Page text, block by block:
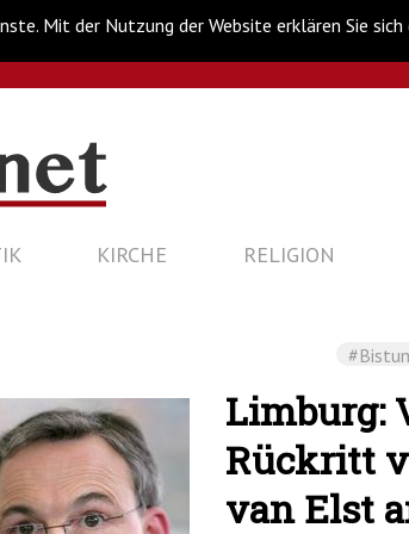
Mit der Nutzung der Website erklären Sie
KIRCHE RELIGION
Limburg:
Rückritt
van Elst